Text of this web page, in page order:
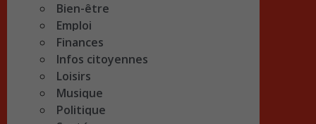
Bien-être
Emploi
Finances
Infos citoyennes
Loisirs
Musique
Politique